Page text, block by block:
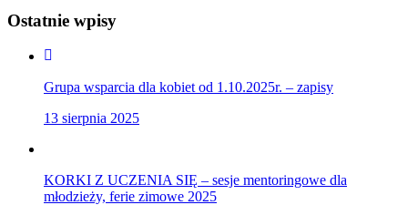
Ostatnie wpisy
Grupa wsparcia dla kobiet od 1.10.2025r. – zapisy
13 sierpnia 2025
KORKI Z UCZENIA SIĘ – sesje mentoringowe dla
młodzieży, ferie zimowe 2025